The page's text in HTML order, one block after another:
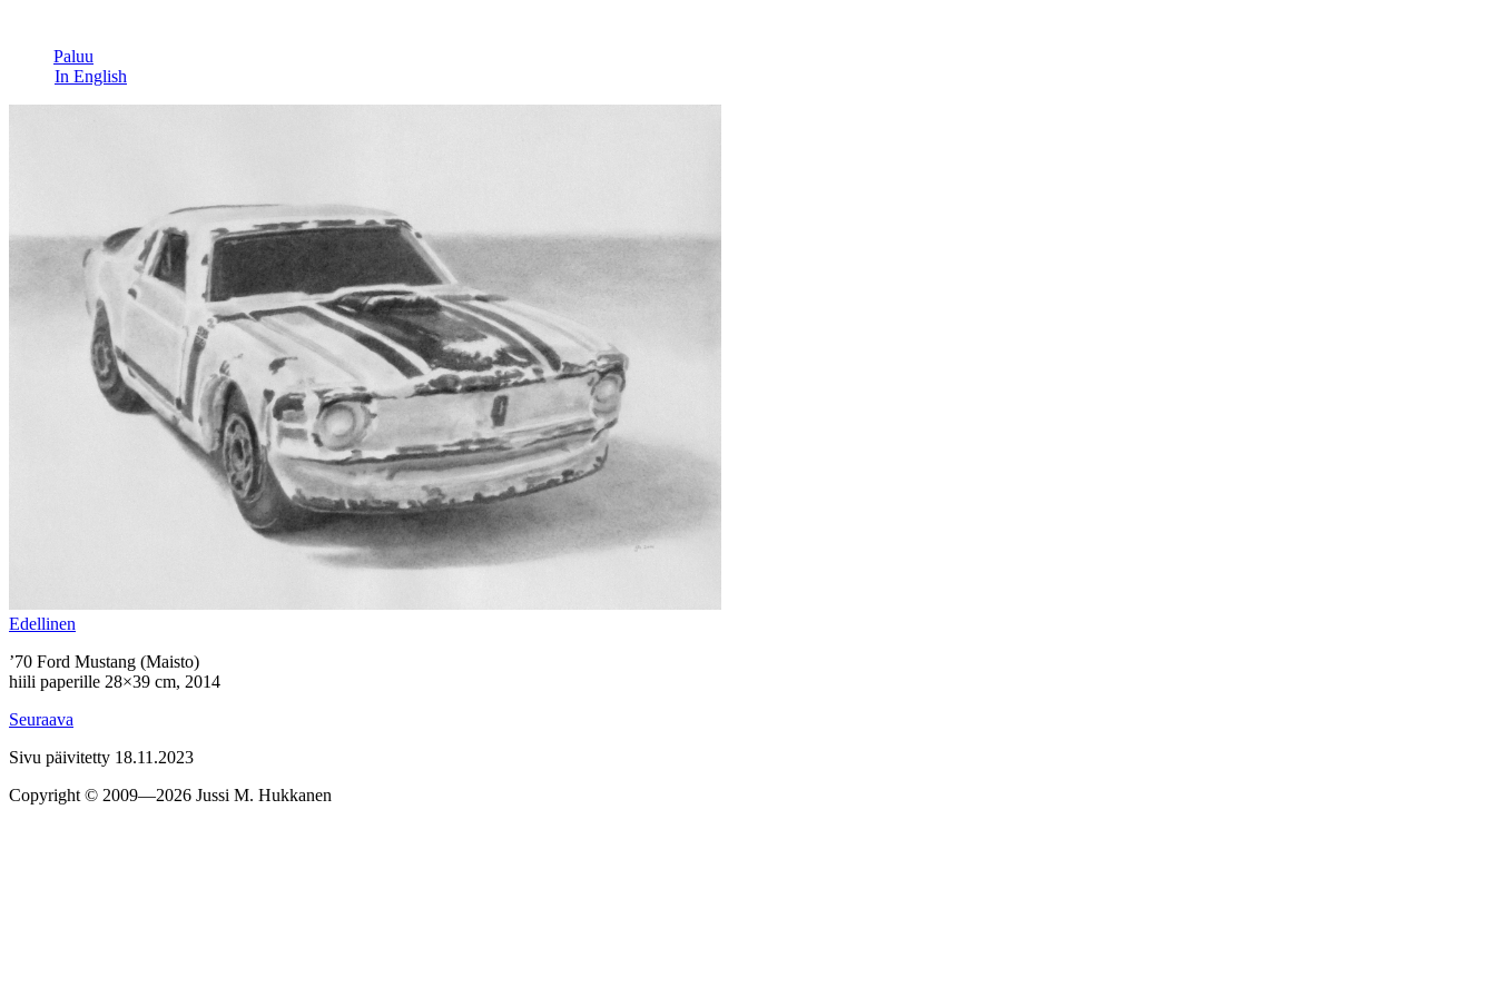
Paluu
In English
Edel­linen
’70 Ford Mustang (Maisto)
hiili paperille 28×39 cm, 2014
Seu­raava
Sivu päivitetty 18.11.2023
Copyright © 2009—2026 Jussi M. Hukkanen